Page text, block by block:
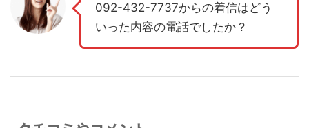
092-432-7737からの着信はどう
いった内容の電話でしたか？